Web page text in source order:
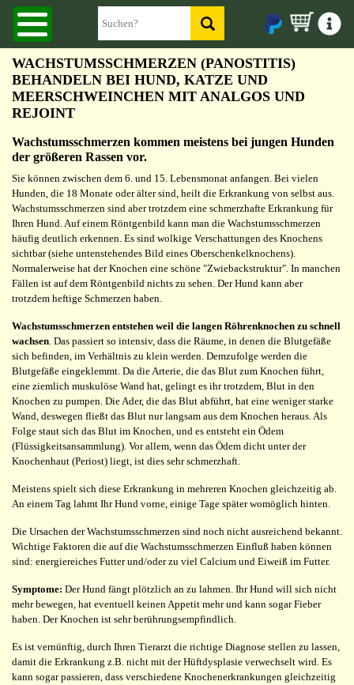
WACHSTUMSSCHMERZEN (PANOSTITIS)
BEHANDELN BEI HUND, KATZE UND
MEERSCHWEINCHEN MIT ANALGOS UND
REJOINT
Wachstumsschmerzen kommen meistens bei jungen Hunden
der größeren Rassen vor.
Sie können zwischen dem 6. und 15. Lebensmonat anfangen. Bei vielen
Hunden, die 18 Monate oder älter sind, heilt die Erkrankung von selbst aus.
Wachstumsschmerzen sind aber trotzdem eine schmerzhafte Erkrankung für
Ihren Hund. Auf einem Röntgenbild kann man die Wachstumsschmerzen
häufig deutlich erkennen. Es sind wolkige Verschattungen des Knochens
sichtbar (siehe untenstehendes Bild eines Oberschenkelknochens).
Normalerweise hat der Knochen eine schöne "Zwiebackstruktur". In manchen
Fällen ist auf dem Röntgenbild nichts zu sehen. Der Hund kann aber
trotzdem heftige Schmerzen haben.
Wachstumsschmerzen entstehen weil die langen Röhrenknochen zu schnell
wachsen. Das passiert so intensiv, dass die Räume, in denen die Blutgefäße
sich befinden, im Verhältnis zu klein werden. Demzufolge werden die
Blutgefäße eingeklemmt. Da die Arterie, die das Blut zum Knochen führt,
eine ziemlich muskulöse Wand hat, gelingt es ihr trotzdem, Blut in den
Knochen zu pumpen. Die Ader, die das Blut abführt, hat eine weniger starke
Wand, deswegen fließt das Blut nur langsam aus dem Knochen heraus. Als
Folge staut sich das Blut im Knochen, und es entsteht ein Ödem
(Flüssigkeitsansammlung). Vor allem, wenn das Ödem dicht unter der
Knochenhaut (Periost) liegt, ist dies sehr schmerzhaft.
Meistens spielt sich diese Erkrankung in mehreren Knochen gleichzeitig ab.
An einem Tag lahmt Ihr Hund vorne, einige Tage später womöglich hinten.
Die Ursachen der Wachstumsschmerzen sind noch nicht ausreichend bekannt.
Wichtige Faktoren die auf die Wachstumsschmerzen Einfluß haben können
sind: energiereiches Futter und/oder zu viel Calcium und Eiweiß im Futter.
Symptome: Der Hund fängt plötzlich an zu lahmen. Ihr Hund will sich nicht
mehr bewegen, hat eventuell keinen Appetit mehr und kann sogar Fieber
haben. Der Knochen ist sehr berührungsempfindlich.
Es ist vernünftig, durch Ihren Tierarzt die richtige Diagnose stellen zu lassen,
damit die Erkrankung z.B. nicht mit der Hüftdysplasie verwechselt wird. Es
kann sogar passieren, dass verschiedene Knochenerkrankungen gleichzeitig